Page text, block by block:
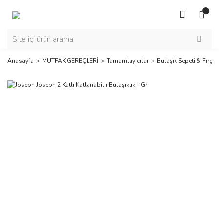
Anasayfa MUTFAK GEREÇLERİ Tamamlayıcılar Bulaşık Sepeti &